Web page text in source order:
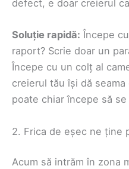
defect, e doar creierul
Soluție rapidă: Începe
raport? Scrie doar un
Începe cu un colț al
creierul tău își dă
poate chiar începe să
2. Frica de eșec ne ține
Acum să intrăm în zona